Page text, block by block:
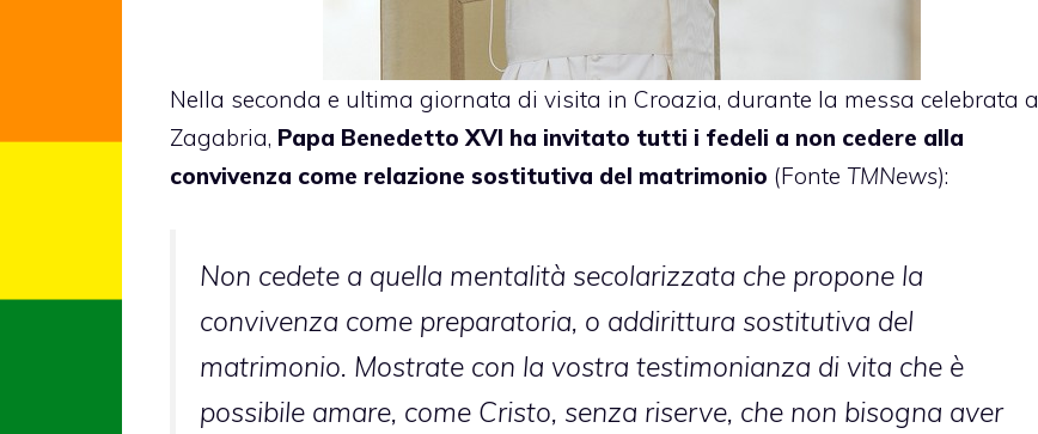
Nella seconda e ultima giornata di visita in Croazia, durante la messa celebrata a
Zagabria, Papa Benedetto XVI ha invitato tutti i fedeli a non cedere alla
convivenza come relazione sostitutiva del matrimonio (Fonte TMNews):
Non cedete a quella mentalità secolarizzata che propone la
convivenza come preparatoria, o addirittura sostitutiva del
matrimonio. Mostrate con la vostra testimonianza di vita che è
possibile amare, come Cristo, senza riserve, che non bisogna aver